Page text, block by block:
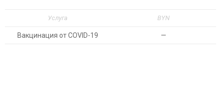
Услуга BYN
Вакцинация от COVID-19 —